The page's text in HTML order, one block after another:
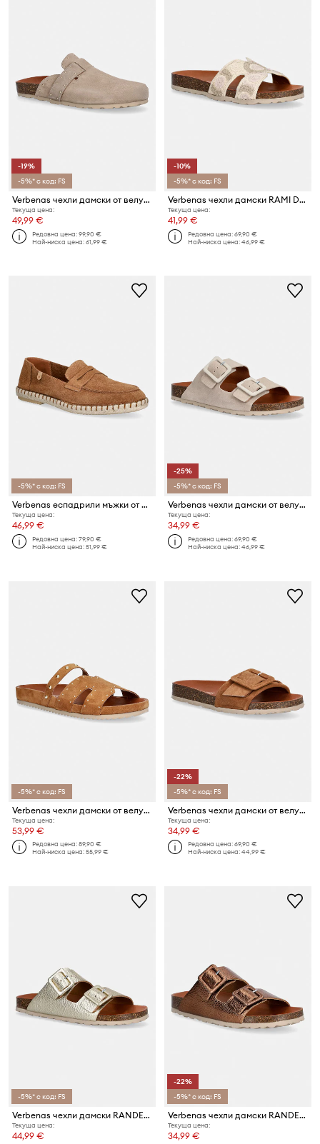
-19%
-5%* с код: FS
Verbenas чехли дамски от велур ROE SERRAJE TACHAS
Текуща цена:
49,99 €
Редовна цена:99,90 €
Най-ниска цена:61,99 €
-10%
-5%* с код: FS
Verbenas чехли дамски RAMI DANCE MULTI
Текуща цена:
41,99 €
Редовна цена:69,90 €
Най-ниска цена:46,99 €
-5%* с код: FS
Verbenas еспадрили мъжки от велур TRACK SERRAJE
Текуща цена:
46,99 €
Редовна цена:79,90 €
Най-ниска цена:51,99 €
-25%
-5%* с код: FS
Verbenas чехли дамски от велур RANDEL VELOUR
Текуща цена:
34,99 €
Редовна цена:69,90 €
Най-ниска цена:46,99 €
-5%* с код: FS
Verbenas чехли дамски от велур MINA SERRAJE TACHAS
Текуща цена:
53,99 €
Редовна цена:89,90 €
Най-ниска цена:55,99 €
-22%
-5%* с код: FS
Verbenas чехли дамски от велур REIKO VELOUR
Текуща цена:
34,99 €
Редовна цена:69,90 €
Най-ниска цена:44,99 €
-5%* с код: FS
Verbenas чехли дамски RANDEL ELEPHANT
Текуща цена:
44,99 €
-22%
-5%* с код: FS
Verbenas чехли дамски RANDEL ELEPHANT
Текуща цена:
34,99 €